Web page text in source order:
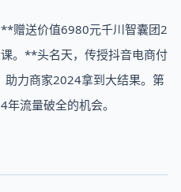
赠送价值6980元千川智囊团2
。**头名天，传授抖音电商付
助力商家2024拿到大结果。第
流量破全的机会。